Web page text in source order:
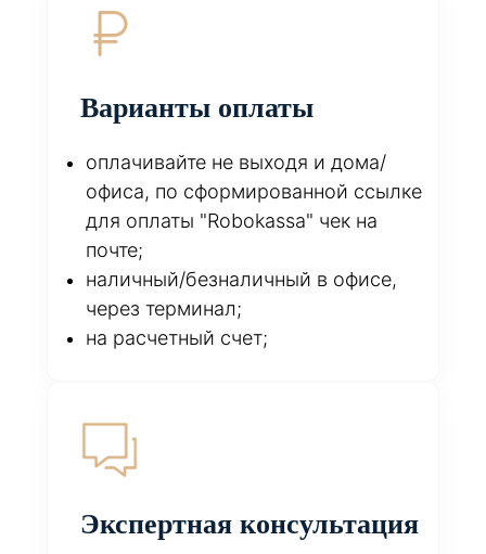
Варианты оплаты
оплачивайте не выходя и дома/
офиса, по сформированной ссылке
для оплаты "Robokassa" чек на
почте;
наличный/безналичный в офисе,
через терминал;
на расчетный счет;
Экспертная консультация